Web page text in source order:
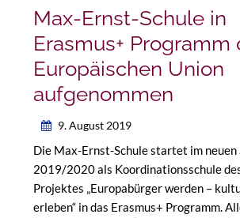
Max-Ernst-Schule in
Erasmus+ Programm
Europäischen Union
aufgenommen
9. August 2019
Die Max-Ernst-Schule startet im neuen
2019/2020 als Koordinationsschule
Projektes „Europabürger werden –
erleben“ in das Erasmus+ Programm.